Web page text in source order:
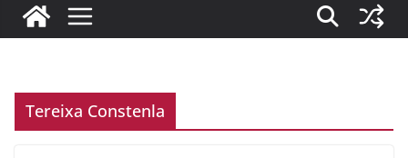
Tereixa Constenla